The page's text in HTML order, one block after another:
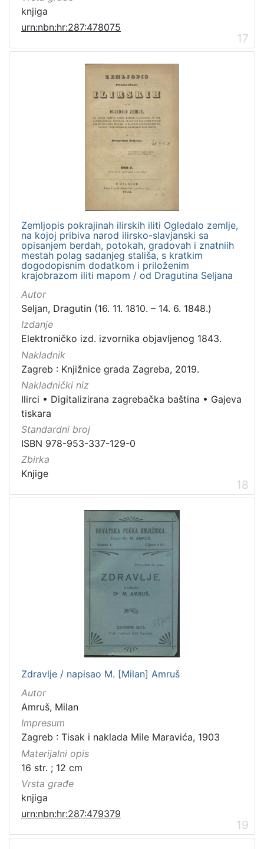
knjiga
urn:nbn:hr:287:478075
17
Zemljopis pokrajinah ilirskih iliti Ogledalo zemlje,
na kojoj pribiva narod ilirsko-slavjanski sa
opisanjem berdah, potokah, gradovah i znatniih
mestah polag sadanjeg stališa, s kratkim
dogodopisnim dodatkom i priloženim
krajobrazom iliti mapom / od Dragutina Seljana
Autor
Seljan, Dragutin (16. 11. 1810. – 14. 6. 1848.)
Izdanje
Elektroničko izd. izvornika objavljenog 1843.
Nakladnik
Zagreb : Knjižnice grada Zagreba, 2019.
Nakladnički niz
Ilirci • Digitalizirana zagrebačka baština • Gajeva
tiskara
Standardni broj
ISBN 978-953-337-129-0
Zbirka
Knjige
18
Zdravlje / napisao M. [Milan] Amruš
Autor
Amruš, Milan
Impresum
Zagreb : Tisak i naklada Mile Maravića, 1903
Materijalni opis
16 str. ; 12 cm
Vrsta građe
knjiga
urn:nbn:hr:287:479379
19